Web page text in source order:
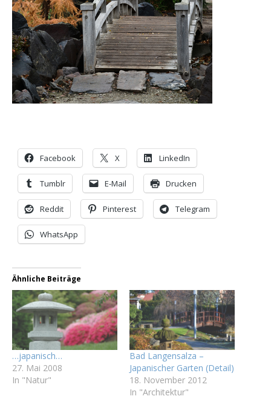
Facebook X LinkedIn
Tumblr E-Mail Drucken
Reddit Pinterest Telegram
WhatsApp
Ähnliche Beiträge
…japanisch…
27. Mai 2008
In "Natur"
Bad Langensalza –
Japanischer Garten (Detail)
18. November 2012
In "Architektur"